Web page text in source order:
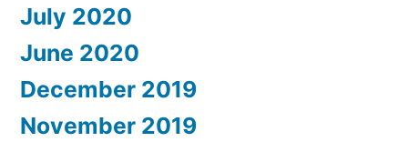
July 2020
June 2020
December 2019
November 2019